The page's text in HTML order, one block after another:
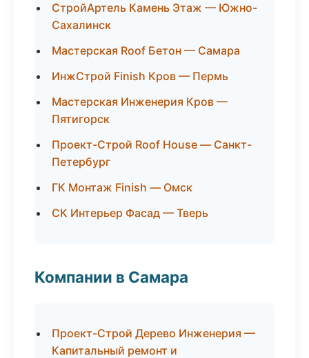
СтройАртель Камень Этаж — Южно-
Сахалинск
Мастерская Roof Бетон — Самара
ИнжСтрой Finish Кров — Пермь
Мастерская Инженерия Кров —
Пятигорск
Проект-Строй Roof House — Санкт-
Петербург
ГК Монтаж Finish — Омск
СК Интерьер Фасад — Тверь
Компании в Самара
Проект-Строй Дерево Инженерия —
Капитальный ремонт и